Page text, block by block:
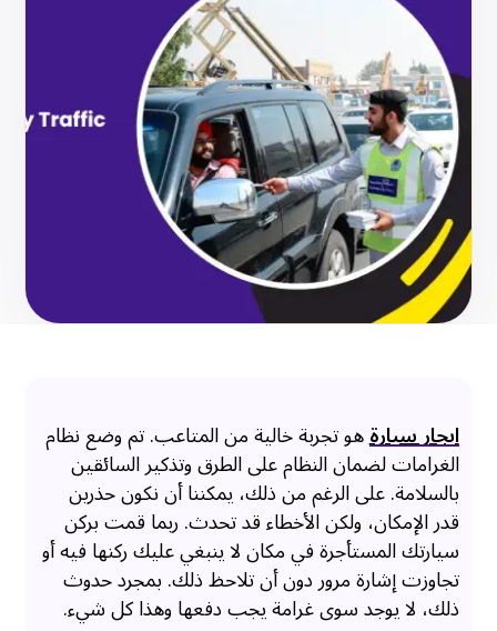
ايجار سيارةهو تجربة خالية من المتاعب. تم وضع نظام
الغرامات لضمان النظام على الطرق وتذكير السائقين
بالسلامة. على الرغم من ذلك، يمكننا أن نكون حذرين
قدر الإمكان، ولكن الأخطاء قد تحدث. ربما قمت بركن
سيارتك المستأجرة في مكان لا ينبغي عليك ركنها فيه أو
تجاوزت إشارة مرور دون أن تلاحظ ذلك. بمجرد حدوث
ذلك، لا يوجد سوى غرامة يجب دفعها وهذا كل شيء.